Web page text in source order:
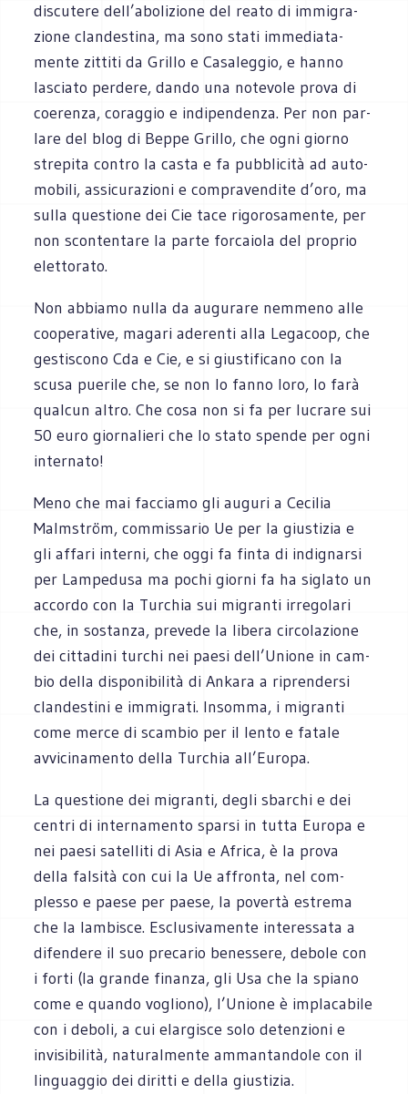
discu­tere dell’abolizione del reato di immi­gra­
zione clan­de­stina, ma sono stati imme­dia­ta­
mente zit­titi da Grillo e Casa­leg­gio, e hanno
lasciato per­dere, dando una note­vole prova di
coe­renza, corag­gio e indi­pen­denza. Per non par­
lare del blog di Beppe Grillo, che ogni giorno
stre­pita con­tro la casta e fa pub­bli­cità ad auto­
mo­bili, assi­cu­ra­zioni e com­pra­ven­dite d’oro, ma
sulla que­stione dei Cie tace rigo­ro­sa­mente, per
non scon­ten­tare la parte for­ca­iola del pro­prio
elettorato.
Non abbiamo nulla da augu­rare nem­meno alle
coo­pe­ra­tive, magari ade­renti alla Lega­coop, che
gesti­scono Cda e Cie, e si giu­sti­fi­cano con la
scusa pue­rile che, se non lo fanno loro, lo farà
qual­cun altro. Che cosa non si fa per lucrare sui
50 euro gior­na­lieri che lo stato spende per ogni
internato!
Meno che mai fac­ciamo gli auguri a Ceci­lia
Malm­ström, com­mis­sa­rio Ue per la giu­sti­zia e
gli affari interni, che oggi fa finta di indi­gnarsi
per Lam­pe­dusa ma pochi giorni fa ha siglato un
accordo con la Tur­chia sui migranti irre­go­lari
che, in sostanza, pre­vede la libera cir­co­la­zione
dei cit­ta­dini tur­chi nei paesi dell’Unione in cam­
bio della dispo­ni­bi­lità di Ankara a ripren­dersi
clan­de­stini e immi­grati. Insomma, i migranti
come merce di scam­bio per il lento e fatale
avvi­ci­na­mento della Tur­chia all’Europa.
La que­stione dei migranti, degli sbar­chi e dei
cen­tri di inter­na­mento sparsi in tutta Europa e
nei paesi satel­liti di Asia e Africa, è la prova
della fal­sità con cui la Ue affronta, nel com­
plesso e paese per paese, la povertà estrema
che la lam­bi­sce. Esclu­si­va­mente inte­res­sata a
difen­dere il suo pre­ca­rio benes­sere, debole con
i forti (la grande finanza, gli Usa che la spiano
come e quando vogliono), l’Unione è impla­ca­bile
con i deboli, a cui elar­gi­sce solo deten­zioni e
invi­si­bi­lità, natu­ral­mente amman­tan­dole con il
lin­guag­gio dei diritti e della giustizia.